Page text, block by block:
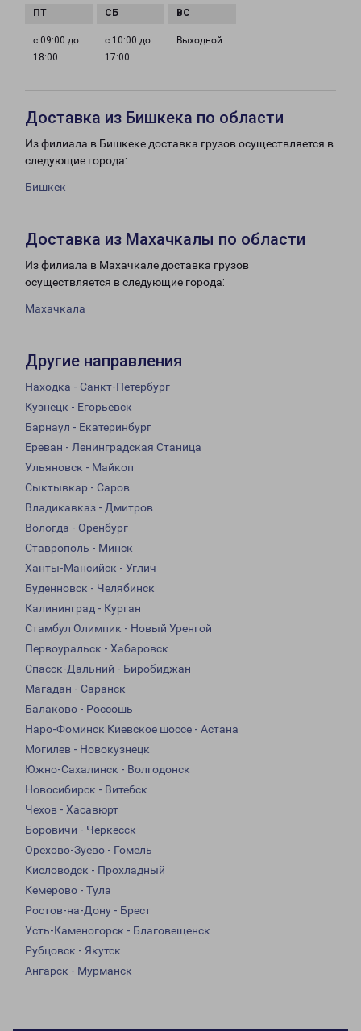
с 09:00 до
18:00
с 10:00 до
17:00
Выходной
Доставка из Бишкека по области
Из филиала в Бишкеке доставка грузов осуществляется в
следующие города:
Бишкек
Доставка из Махачкалы по области
Из филиала в Махачкале доставка грузов
осуществляется в следующие города:
Махачкала
Другие направления
Находка - Санкт-Петербург
Кузнецк - Егорьевск
Барнаул - Екатеринбург
Ереван - Ленинградская Станица
Ульяновск - Майкоп
Сыктывкар - Саров
Владикавказ - Дмитров
Вологда - Оренбург
Ставрополь - Минск
Ханты-Мансийск - Углич
Буденновск - Челябинск
Калининград - Курган
Стамбул Олимпик - Новый Уренгой
Первоуральск - Хабаровск
Спасск-Дальний - Биробиджан
Магадан - Саранск
Балаково - Россошь
Наро-Фоминск Киевское шоссе - Астана
Могилев - Новокузнецк
Южно-Сахалинск - Волгодонск
Новосибирск - Витебск
Чехов - Хасавюрт
Боровичи - Черкесск
Орехово-Зуево - Гомель
Кисловодск - Прохладный
Кемерово - Тула
Ростов-на-Дону - Брест
Усть-Каменогорск - Благовещенск
Рубцовск - Якутск
Ангарск - Мурманск